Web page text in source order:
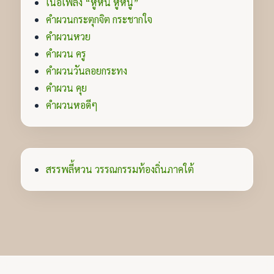
คำผวนกระตุกจิต กระชากใจ
คำผวนหวย
คำผวน ครู
คำผวนวันลอยกระทง
คำผวน คุย
คำผวนหอดีๆ
สรรพลี้หวน วรรณกรรมท้องถิ่นภาคใต้